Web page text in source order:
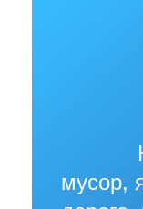
Не
мусор,